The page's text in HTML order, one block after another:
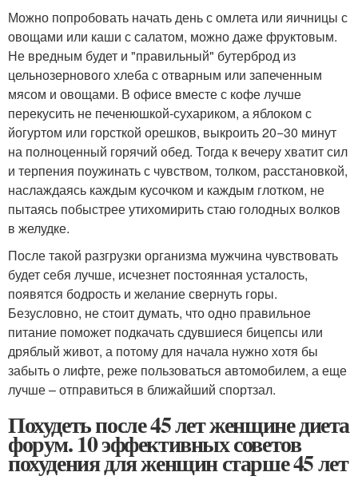
Можно попробовать начать день с омлета или яичницы с
овощами или каши с салатом, можно даже фруктовым.
Не вредным будет и "правильный" бутерброд из
цельнозернового хлеба с отварным или запеченным
мясом и овощами. В офисе вместе с кофе лучше
перекусить не печенюшкой-сухариком, а яблоком с
йогуртом или горсткой орешков, выкроить 20−30 минут
на полноценный горячий обед. Тогда к вечеру хватит сил
и терпения поужинать с чувством, толком, расстановкой,
наслаждаясь каждым кусочком и каждым глотком, не
пытаясь побыстрее утихомирить стаю голодных волков
в желудке.
После такой разгрузки организма мужчина чувствовать
будет себя лучше, исчезнет постоянная усталость,
появятся бодрость и желание свернуть горы.
Безусловно, не стоит думать, что одно правильное
питание поможет подкачать сдувшиеся бицепсы или
дряблый живот, а потому для начала нужно хотя бы
забыть о лифте, реже пользоваться автомобилем, а еще
лучше – отправиться в ближайший спортзал.
Похудеть после 45 лет женщине диета
форум. 10 эффективных советов
похудения для женщин старше 45 лет